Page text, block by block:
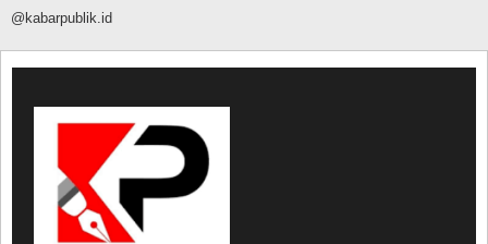
@kabarpublik.id